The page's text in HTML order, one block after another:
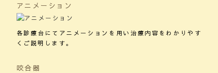
アニメーション
各診療台にてアニメーションを用い治療内容をわかりやす
くご説明します。
咬合器